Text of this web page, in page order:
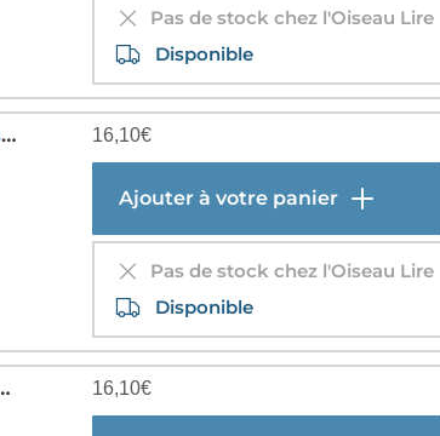
Pas de stock chez l'Oiseau Lire
Disponible
Lord Gravestone Tome 3 : L'empereur Des Cendres 16,10€
Ajouter à votre panier
Pas de stock chez l'Oiseau Lire
Disponible
Hauts-loups D'alba 16,10€